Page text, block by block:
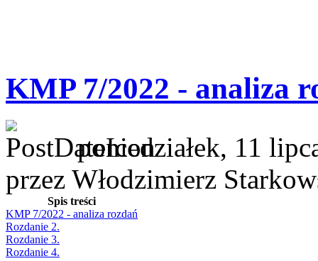
KMP 7/2022 - analiza
poniedziałek, 11
przez Włodzimierz
Spis treści
KMP 7/2022 - analiza rozdań
Rozdanie 2.
Rozdanie 3.
Rozdanie 4.